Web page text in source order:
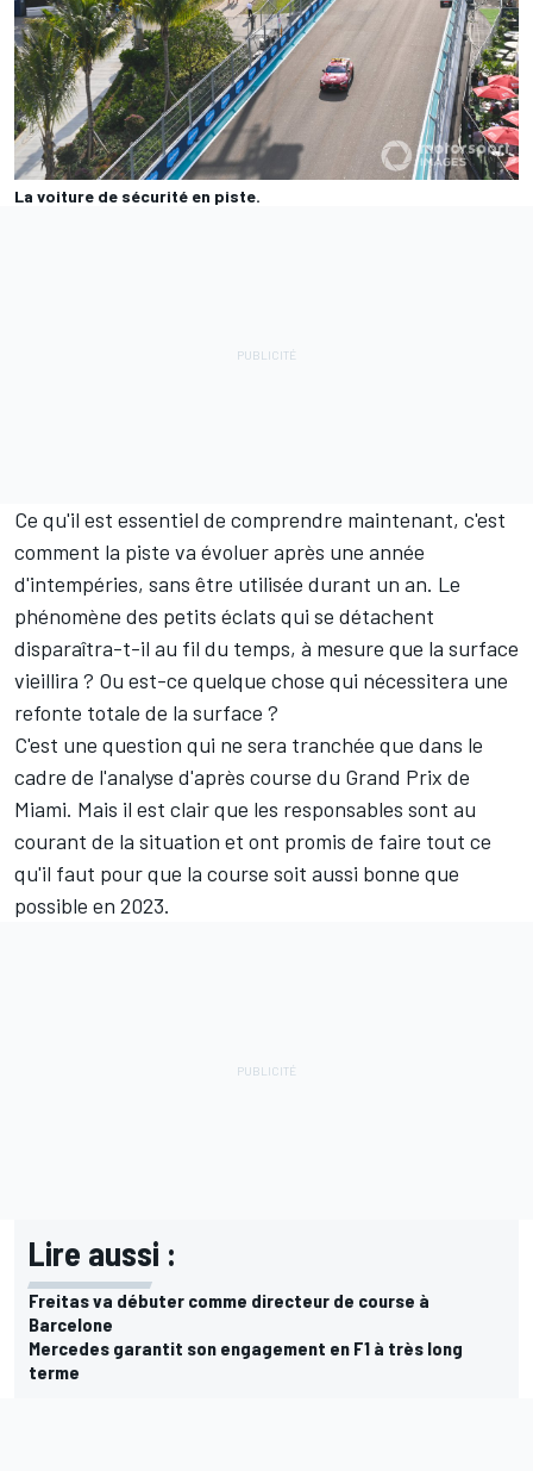
La voiture de sécurité en piste.
Ce qu'il est essentiel de comprendre maintenant, c'est
comment la piste va évoluer après une année
d'intempéries, sans être utilisée durant un an. Le
phénomène des petits éclats qui se détachent
disparaîtra-t-il au fil du temps, à mesure que la surface
vieillira ? Ou est-ce quelque chose qui nécessitera une
refonte totale de la surface ?
C'est une question qui ne sera tranchée que dans le
cadre de l'analyse d'après course du Grand Prix de
Miami. Mais il est clair que les responsables sont au
courant de la situation et ont promis de faire tout ce
qu'il faut pour que la course soit aussi bonne que
possible en 2023.
Lire aussi :
Freitas va débuter comme directeur de course à
Barcelone
Mercedes garantit son engagement en F1 à très long
terme